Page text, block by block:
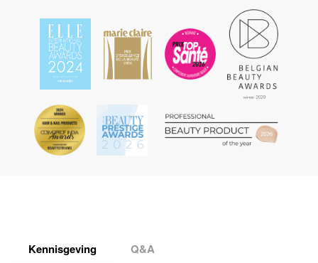
Kennisgeving Q&A